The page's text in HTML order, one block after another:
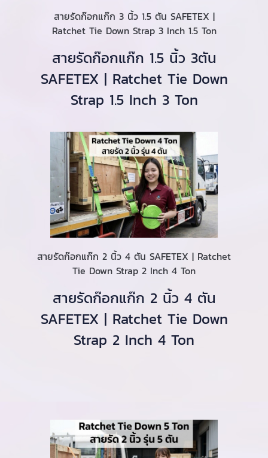
สายรัดก๊อกแก๊ก 3 นิ้ว 1.5 ตัน SAFETEX |
Ratchet Tie Down Strap 3 Inch 1.5 Ton
สายรัดก๊อกแก๊ก 1.5 นิ้ว 3ตัน
SAFETEX | Ratchet Tie Down
Strap 1.5 Inch 3 Ton
สายรัดก๊อกแก๊ก 2 นิ้ว 4 ตัน SAFETEX | Ratchet
Tie Down Strap 2 Inch 4 Ton
สายรัดก๊อกแก๊ก 2 นิ้ว 4 ตัน
SAFETEX | Ratchet Tie Down
Strap 2 Inch 4 Ton